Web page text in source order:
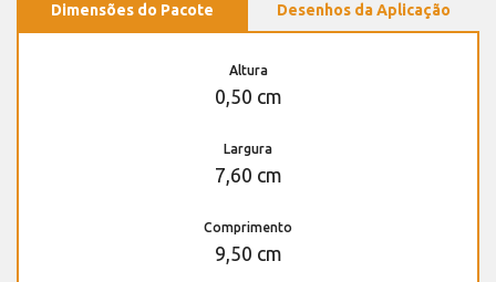
Dimensões do Pacote Desenhos da Aplicação
Altura
0,50 cm
Largura
7,60 cm
Comprimento
9,50 cm